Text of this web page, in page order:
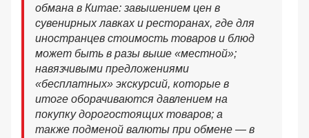
обмана в Китае: завышением цен в
сувенирных лавках и ресторанах, где для
иностранцев стоимость товаров и блюд
может быть в разы выше «местной»;
навязчивыми предложениями
«бесплатных» экскурсий, которые в
итоге оборачиваются давлением на
покупку дорогостоящих товаров; а
также подменой валюты при обмене — в